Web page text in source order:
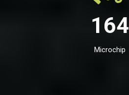
164
Microchip